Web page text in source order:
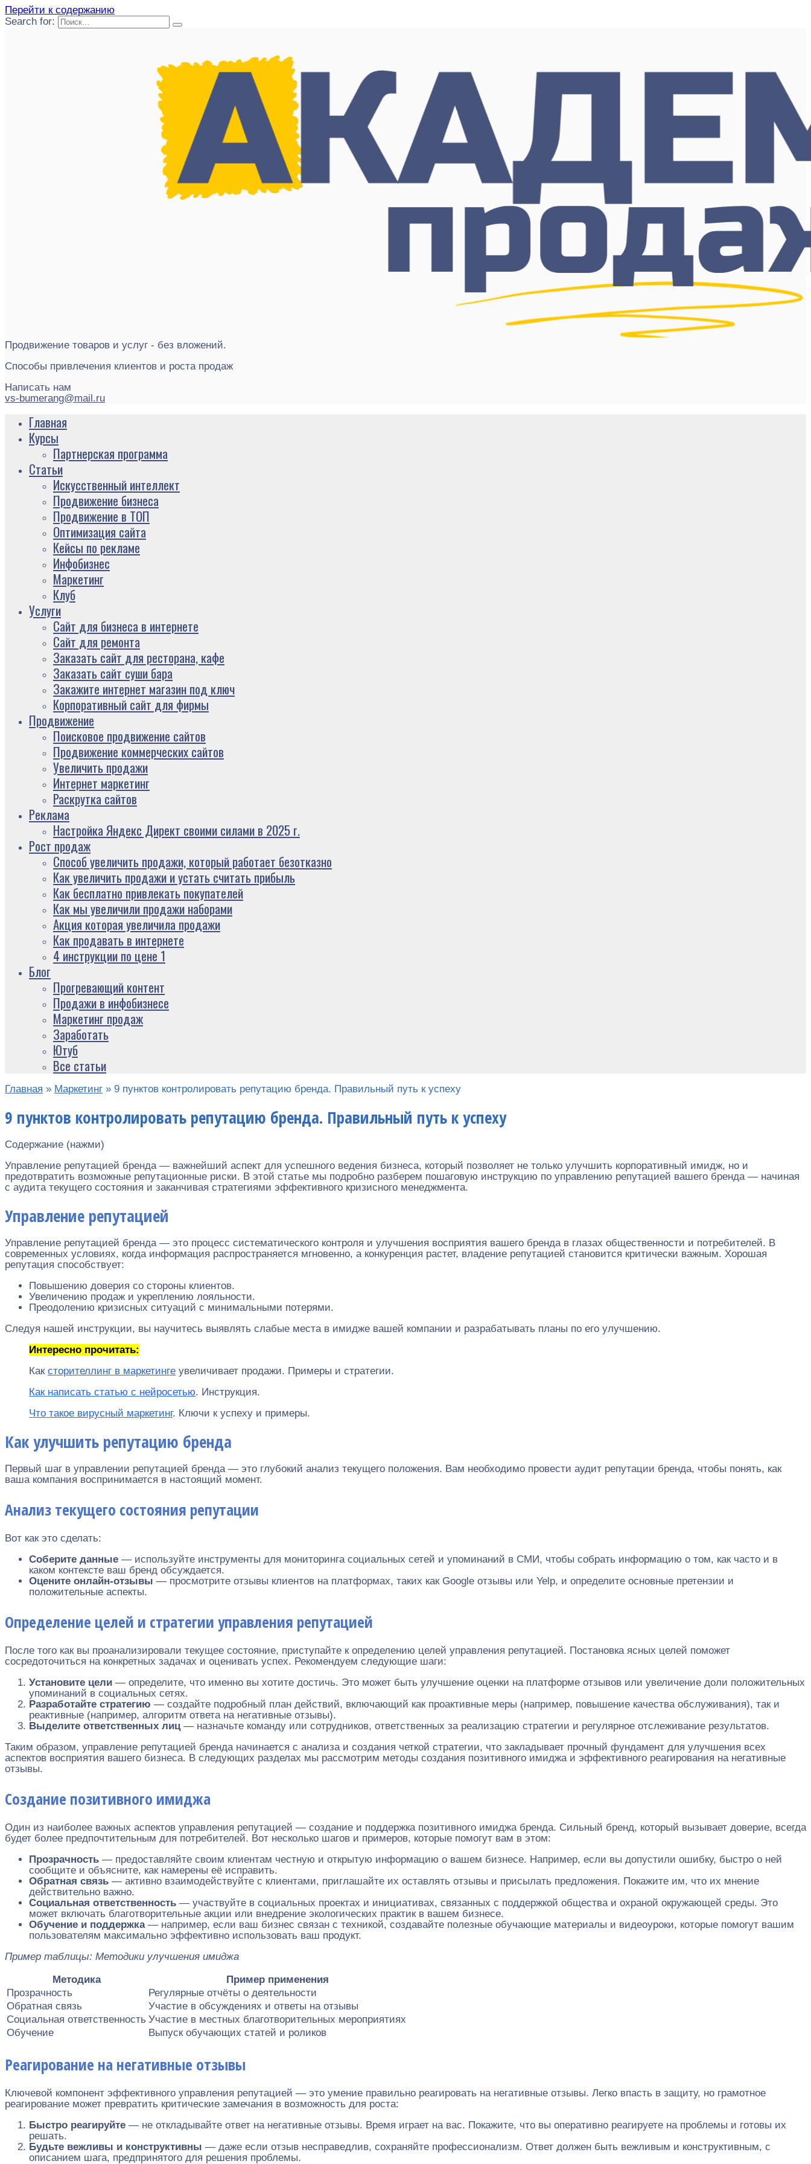
Перейти к содержанию
Search for:
Продвижение товаров и услуг - без вложений.
Способы привлечения клиентов и роста продаж
Написать нам
vs-bumerang@mail.ru
Главная
Курсы
Партнерская программа
Статьи
Искусственный интеллект
Продвижение бизнеса
Продвижение в ТОП
Оптимизация сайта
Кейсы по рекламе
Инфобизнес
Маркетинг
Клуб
Услуги
Сайт для бизнеса в интернете
Сайт для ремонта
Заказать сайт для ресторана, кафе
Заказать сайт суши бара
Закажите интернет магазин под ключ
Корпоративный сайт для фирмы
Продвижение
Поисковое продвижение сайтов
Продвижение коммерческих сайтов
Увеличить продажи
Интернет маркетинг
Раскрутка сайтов
Реклама
Настройка Яндекс Директ своими силами в 2025 г.
Рост продаж
Способ увеличить продажи, который работает безотказно
Как увеличить продажи и устать считать прибыль
Как бесплатно привлекать покупателей
Как мы увеличили продажи наборами
Акция которая увеличила продажи
Как продавать в интернете
4 инструкции по цене 1
Блог
Прогревающий контент
Продажи в инфобизнесе
Маркетинг продаж
Заработать
Ютуб
Все статьи
Главная » Маркетинг » 9 пунктов контролировать репутацию бренда. Правильный путь к успеху
9 пунктов контролировать репутацию бренда. Правильный путь к успеху
Содержание (нажми)
Управление репутацией бренда — важнейший аспект для успешного ведения бизнеса, который позволяет не только улучшить корпоративный имидж, но и
предотвратить возможные репутационные риски. В этой статье мы подробно разберем пошаговую инструкцию по управлению репутацией вашего бренда — начиная
с аудита текущего состояния и заканчивая стратегиями эффективного кризисного менеджмента.
Управление репутацией
Управление репутацией бренда — это процесс систематического контроля и улучшения восприятия вашего бренда в глазах общественности и потребителей. В
современных условиях, когда информация распространяется мгновенно, а конкуренция растет, владение репутацией становится критически важным. Хорошая
репутация способствует:
Повышению доверия со стороны клиентов.
Увеличению продаж и укреплению лояльности.
Преодолению кризисных ситуаций с минимальными потерями.
Следуя нашей инструкции, вы научитесь выявлять слабые места в имидже вашей компании и разрабатывать планы по его улучшению.
Интересно прочитать:
Как сторителлинг в маркетинге увеличивает продажи. Примеры и стратегии.
Как написать статью с нейросетью. Инструкция.
Что такое вирусный маркетинг. Ключи к успеху и примеры.
Как улучшить репутацию бренда
Первый шаг в управлении репутацией бренда — это глубокий анализ текущего положения. Вам необходимо провести аудит репутации бренда, чтобы понять, как
ваша компания воспринимается в настоящий момент.
Анализ текущего состояния репутации
Вот как это сделать:
Соберите данные — используйте инструменты для мониторинга социальных сетей и упоминаний в СМИ, чтобы собрать информацию о том, как часто и в
каком контексте ваш бренд обсуждается.
Оцените онлайн-отзывы — просмотрите отзывы клиентов на платформах, таких как Google отзывы или Yelp, и определите основные претензии и
положительные аспекты.
Определение целей и стратегии управления репутацией
После того как вы проанализировали текущее состояние, приступайте к определению целей управления репутацией. Постановка ясных целей поможет
сосредоточиться на конкретных задачах и оценивать успех. Рекомендуем следующие шаги:
Установите цели — определите, что именно вы хотите достичь. Это может быть улучшение оценки на платформе отзывов или увеличение доли положительных
упоминаний в социальных сетях.
Разработайте стратегию — создайте подробный план действий, включающий как проактивные меры (например, повышение качества обслуживания), так и
реактивные (например, алгоритм ответа на негативные отзывы).
Выделите ответственных лиц— назначьте команду или сотрудников, ответственных за реализацию стратегии и регулярное отслеживание результатов.
Таким образом, управление репутацией бренда начинается с анализа и создания четкой стратегии, что закладывает прочный фундамент для улучшения всех
аспектов восприятия вашего бизнеса. В следующих разделах мы рассмотрим методы создания позитивного имиджа и эффективного реагирования на негативные
отзывы.
Создание позитивного имиджа
Один из наиболее важных аспектов управления репутацией — создание и поддержка позитивного имиджа бренда. Сильный бренд, который вызывает доверие, всегда
будет более предпочтительным для потребителей. Вот несколько шагов и примеров, которые помогут вам в этом:
Прозрачность — предоставляйте своим клиентам честную и открытую информацию о вашем бизнесе. Например, если вы допустили ошибку, быстро о ней
сообщите и объясните, как намерены её исправить.
Обратная связь — активно взаимодействуйте с клиентами, приглашайте их оставлять отзывы и присылать предложения. Покажите им, что их мнение
действительно важно.
Социальная ответственность — участвуйте в социальных проектах и инициативах, связанных с поддержкой общества и охраной окружающей среды. Это
может включать благотворительные акции или внедрение экологических практик в вашем бизнесе.
Обучение и поддержка— например, если ваш бизнес связан с техникой, создавайте полезные обучающие материалы и видеоуроки, которые помогут вашим
пользователям максимально эффективно использовать ваш продукт.
Пример таблицы: Методики улучшения имиджа
Методика
Пример применения
Прозрачность
Регулярные отчёты о деятельности
Обратная связь
Участие в обсуждениях и ответы на отзывы
Социальная ответственность Участие в местных благотворительных мероприятиях
Обучение
Выпуск обучающих статей и роликов
Реагирование на негативные отзывы
Ключевой компонент эффективного управления репутацией — это умение правильно реагировать на негативные отзывы. Легко впасть в защиту, но грамотное
реагирование может превратить критические замечания в возможность для роста:
Быстро реагируйте — не откладывайте ответ на негативные отзывы. Время играет на вас. Покажите, что вы оперативно реагируете на проблемы и готовы их
решать.
Будьте вежливы и конструктивны — даже если отзыв несправедлив, сохраняйте профессионализм. Ответ должен быть вежливым и конструктивным, с
описанием шага, предпринятого для решения проблемы.